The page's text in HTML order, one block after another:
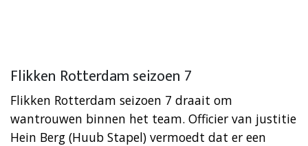
Flikken Rotterdam seizoen 7
Flikken Rotterdam seizoen 7 draait om
wantrouwen binnen het team. Officier van justitie
Hein Berg (Huub Stapel) vermoedt dat er een